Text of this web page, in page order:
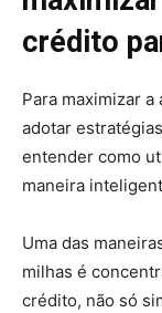
crédito
Para maximizar
adotar
entender como
maneira
Uma das
milhas é
crédito, não só